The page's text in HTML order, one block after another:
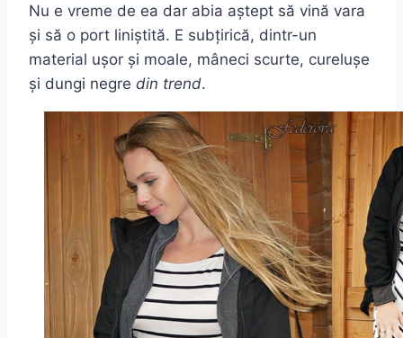
Nu e vreme de ea dar abia aștept să vină vara
și să o port liniștită. E subțirică, dintr-un
material ușor și moale, mâneci scurte, curelușe
și dungi negre din trend.